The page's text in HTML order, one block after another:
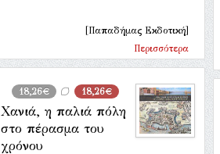
[Παπαδήμας Εκδοτική]
Περισσότερα
18,26€ 18,26€
Χανιά, η παλιά πόλη
στο πέρασμα του
χρόνου